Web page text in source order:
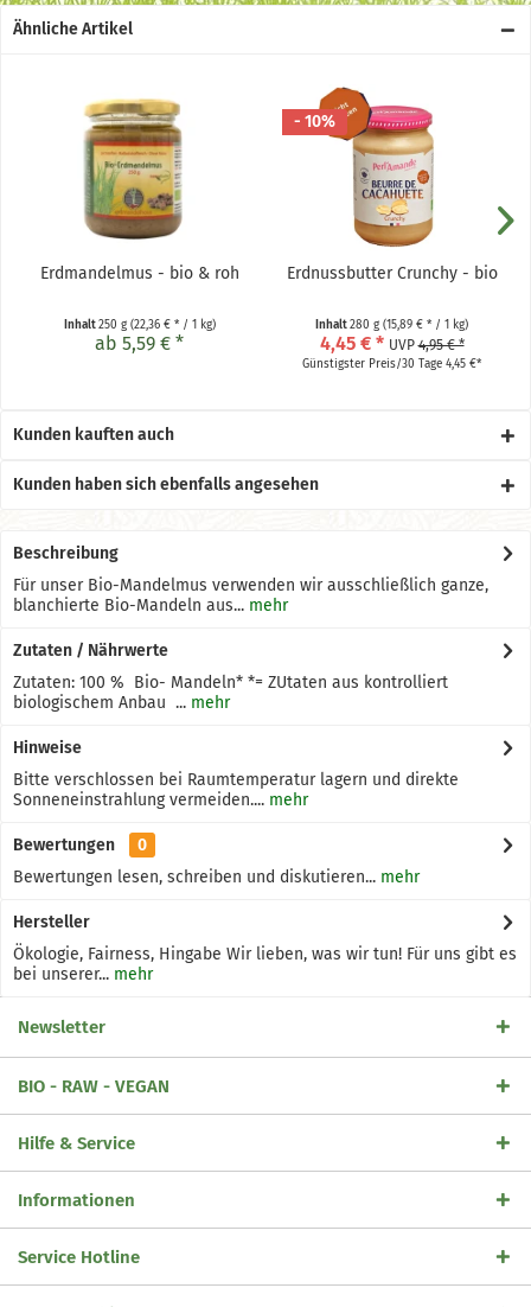
Ähnliche Artikel
Erdmandelmus - bio & roh
Inhalt250 g (22,36 € * / 1 kg)
ab 5,59 € *
- 10%
Erdnussbutter Crunchy - bio
Inhalt280 g (15,89 € * / 1 kg)
4,45 € * UVP4,95 € *
Günstigster Preis/30 Tage 4,45 €*
Kunden kauften auch
Kunden haben sich ebenfalls angesehen
Beschreibung
Für unser Bio-Mandelmus verwenden wir ausschließlich ganze,
blanchierte Bio-Mandeln aus... mehr
Zutaten / Nährwerte
Zutaten: 100 % Bio- Mandeln* *= ZUtaten aus kontrolliert
biologischem Anbau ... mehr
Hinweise
Bitte verschlossen bei Raumtemperatur lagern und direkte
Sonneneinstrahlung vermeiden.... mehr
Bewertungen
0
Bewertungen lesen, schreiben und diskutieren... mehr
Hersteller
Ökologie, Fairness, Hingabe Wir lieben, was wir tun! Für uns gibt es
bei unserer... mehr
Newsletter
BIO - RAW - VEGAN
Hilfe & Service
Informationen
Service Hotline